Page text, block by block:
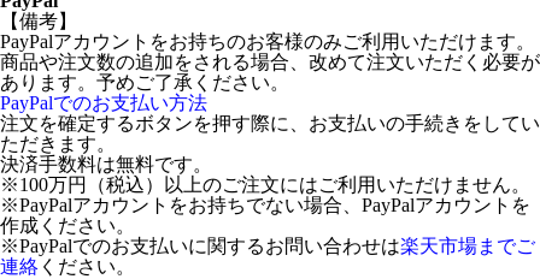
【備考】
PayPalアカウントをお持ちのお客様のみご利用いただけます。
商品や注文数の追加をされる場合、改めて注文いただく必要が
あります。予めご了承ください。
PayPalでのお支払い方法
注文を確定するボタンを押す際に、お支払いの手続きをしてい
ただきます。
決済手数料は無料です。
※100万円（税込）以上のご注文にはご利用いただけません。
※PayPalアカウントをお持ちでない場合、PayPalアカウントを
作成ください。
※PayPalでのお支払いに関するお問い合わせは楽天市場までご
連絡 ください。